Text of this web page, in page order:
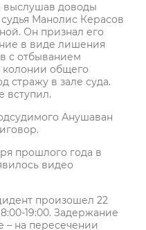
выслушав доводы
Манолис Керасов
Он признал его
в виде лишения
с отбыванием
колонии общего
стражу в зале суда.
вступил.
Анушаван
прошлого года в
видео
произошел 22
19:00. Задержание
– на пересечении